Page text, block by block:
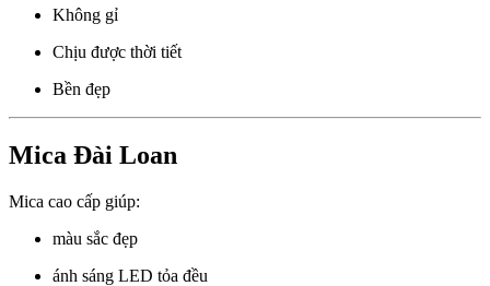
Không gỉ
Chịu được thời tiết
Bền đẹp
Mica Đài Loan
Mica cao cấp giúp:
màu sắc đẹp
ánh sáng LED tỏa đều